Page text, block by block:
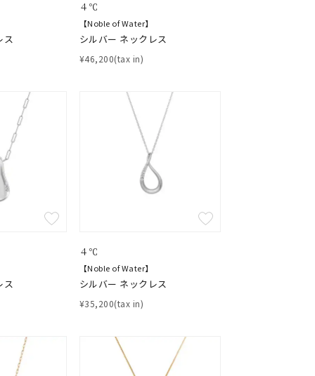
ス
４℃
【Noble of Water】
シルバー ネックレス
¥46,200(tax in)
ス
４℃
【Noble of Water】
シルバー ネックレス
¥35,200(tax in)